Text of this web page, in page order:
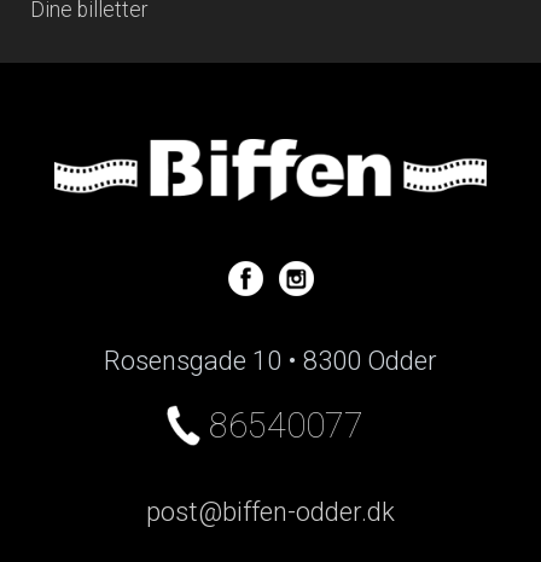
Dine billetter
Rosensgade 10 • 8300 Odder
86540077
post@biffen-odder.dk